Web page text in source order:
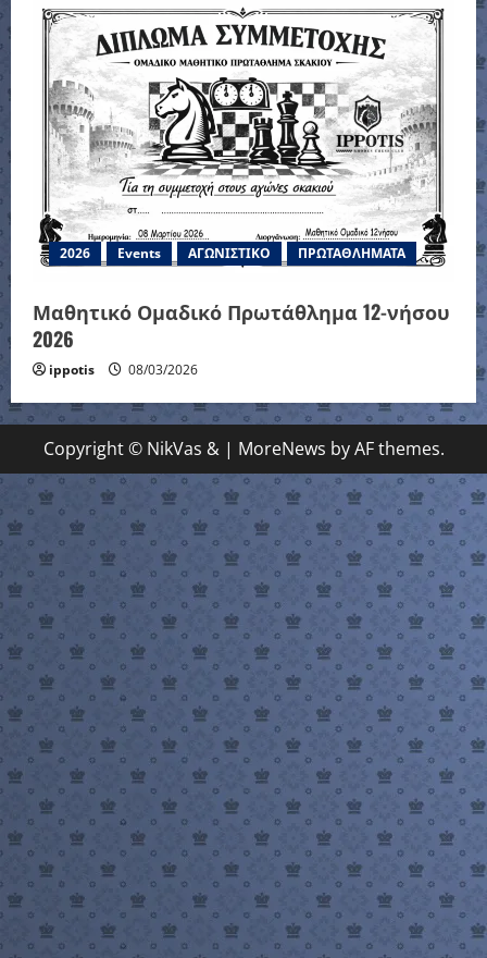
2026 Events ΑΓΩΝΙΣΤΙΚΟ ΠΡΩΤΑΘΛΗΜΑΤΑ
Μαθητικό Ομαδικό Πρωτάθλημα 12-νήσου
2026
ippotis 08/03/2026
Copyright © NikVas & | MoreNews by AF themes.